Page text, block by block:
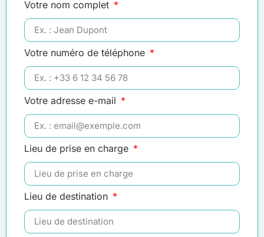
Votre nom complet
Votre numéro de téléphone
Votre adresse e-mail
Lieu de prise en charge
Lieu de destination